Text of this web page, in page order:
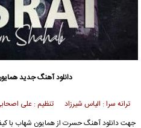
دانلود آهنگ جدید
ترانه سرا : الیاس شیرزاد تنظیم : علی